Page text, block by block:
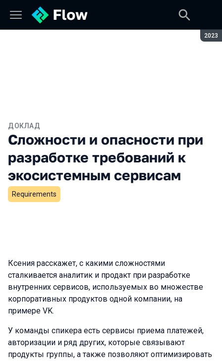
2023
ДОКЛАД
Сложности и опасности при
разработке требований к
экосистемным сервисам
Requirements
Ксения расскажет, с какими сложностями
сталкивается аналитик и продакт при разработке
внутренних сервисов, используемых во множестве
корпоративных продуктов одной компании, на
примере VK.
У команды спикера есть сервисы приема платежей,
авторизации и ряд других, которые связывают
продукты группы, а также позволяют оптимизировать